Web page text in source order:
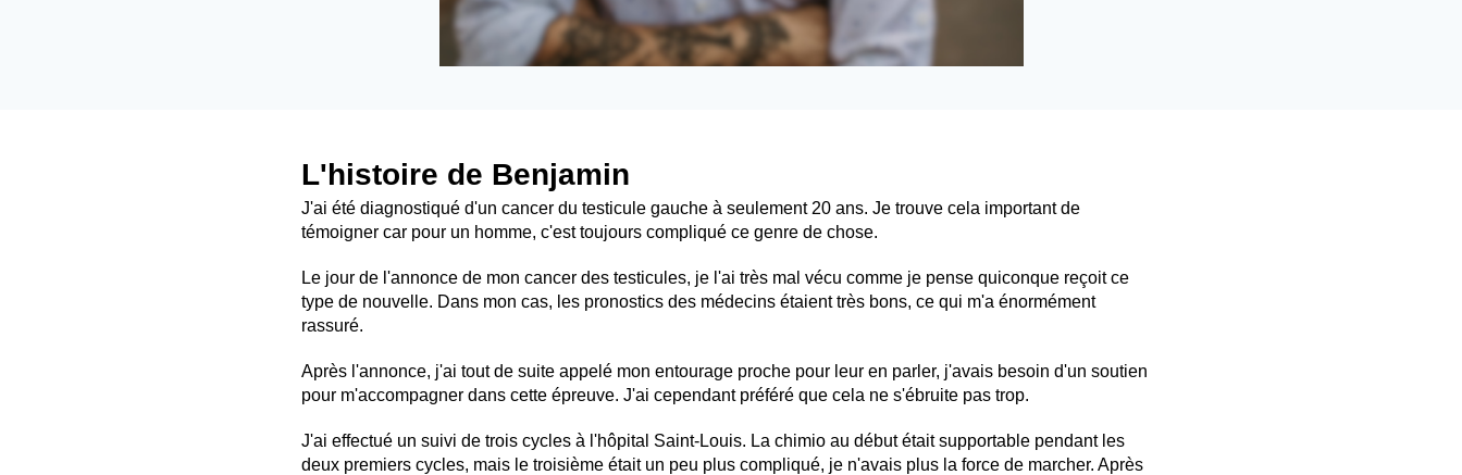
L'histoire de Benjamin
J'ai été diagnostiqué d'un cancer du testicule gauche à seulement 20 ans. Je trouve cela important de
témoigner car pour un homme, c'est toujours compliqué ce genre de chose.
Le jour de l'annonce de mon cancer des testicules, je l'ai très mal vécu comme je pense quiconque reçoit ce
type de nouvelle. Dans mon cas, les pronostics des médecins étaient très bons, ce qui m'a énormément
rassuré.
Après l'annonce, j'ai tout de suite appelé mon entourage proche pour leur en parler, j'avais besoin d'un soutien
pour m'accompagner dans cette épreuve. J'ai cependant préféré que cela ne s'ébruite pas trop.
J'ai effectué un suivi de trois cycles à l'hôpital Saint-Louis. La chimio au début était supportable pendant les
deux premiers cycles, mais le troisième était un peu plus compliqué, je n'avais plus la force de marcher. Après